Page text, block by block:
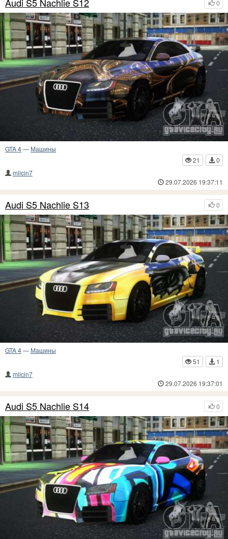
0
GTA 4— Машины
21
0
milcin7
29.07.2026 19:37:11
0
Audi S5 Nachlie S13
GTA 4— Машины
51
1
milcin7
29.07.2026 19:37:01
0
Audi S5 Nachlie S14